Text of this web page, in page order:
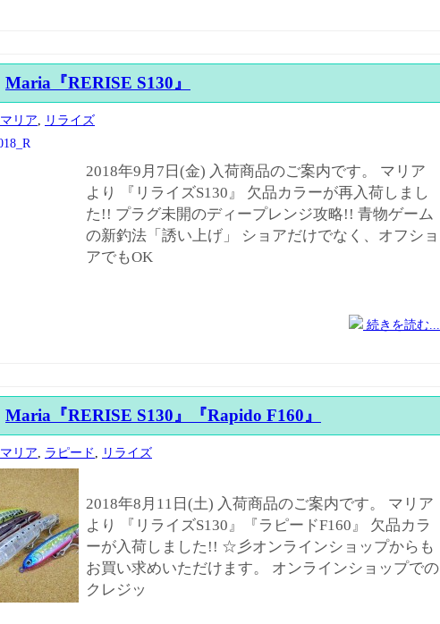
Maria『RERISE S130』
マリア リライズ
2018年9月7日(金) 入荷商品のご案内です。 マリア
より 『リライズS130』 欠品カラーが再入荷しまし
た!! プラグ未開のディープレンジ攻略!! 青物ゲーム
の新釣法「誘い上げ」 ショアだけでなく、オフショ
アでもOK
続きを読む...
Maria『RERISE S130』『Rapido F160』
マリア ラピード リライズ
2018年8月11日(土) 入荷商品のご案内です。 マリア
より 『リライズS130』『ラピードF160』 欠品カラ
ーが入荷しました!! ☆彡オンラインショップからも
お買い求めいただけます。 オンラインショップでの
クレジッ